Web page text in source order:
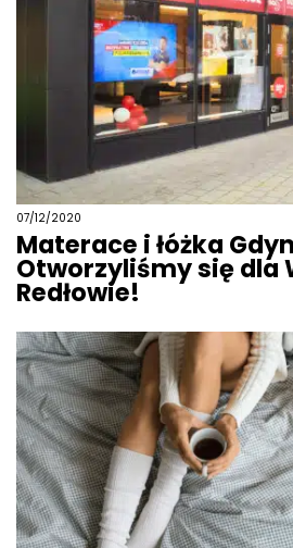
07/12/2020
Materace i łóżka
Otworzyliśmy się dla
Redłowie!